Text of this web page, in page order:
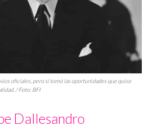
oficiales, pero sí tomó las oportunidades que quiso
/ Foto: BFI
Dallesandro